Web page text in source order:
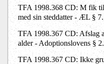
TFA 1998.368 CD: M fik
med sin steddatter - ÆL §
TFA 1998.367 CD: Afslag
alder - Adoptionslovens § 2.
TFA 1998.367 CD: Ikke